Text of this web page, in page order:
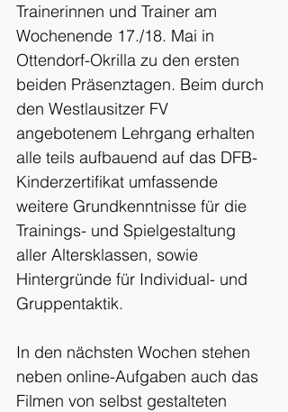
Trainerinnen und Trainer am
Wochenende 17./18. Mai in
Ottendorf-Okrilla zu den ersten
beiden Präsenztagen. Beim durch
den Westlausitzer FV
angebotenem Lehrgang erhalten
alle teils aufbauend auf das DFB-
Kinderzertifikat umfassende
weitere Grundkenntnisse für die
Trainings- und Spielgestaltung
aller Altersklassen, sowie
Hintergründe für Individual- und
Gruppentaktik.
In den nächsten Wochen stehen
neben online-Aufgaben auch das
Filmen von selbst gestalteten